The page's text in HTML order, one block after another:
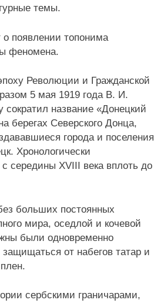
темы.
о появлении топонима
феномена.
Революции и Гражданской
5 мая 1919 года В. И.
сократил название «Донецкий
берегах Северского Донца,
города и поселения
Хронологически
середины XVIII века вплоть до
больших постоянных
мира, оседлой и кочевой
были одновременно
от набегов татар и
сербскими граничарами,